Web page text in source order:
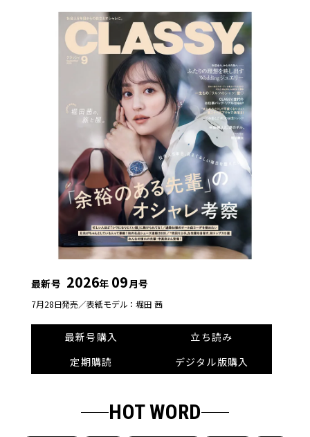
最新号 2026年 09月号
7月28日発売／表紙モデル：堀田 茜
最新号購入
立ち読み
定期購読
デジタル版購入
HOT WORD